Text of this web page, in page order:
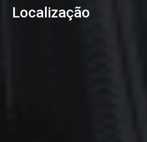
Localização